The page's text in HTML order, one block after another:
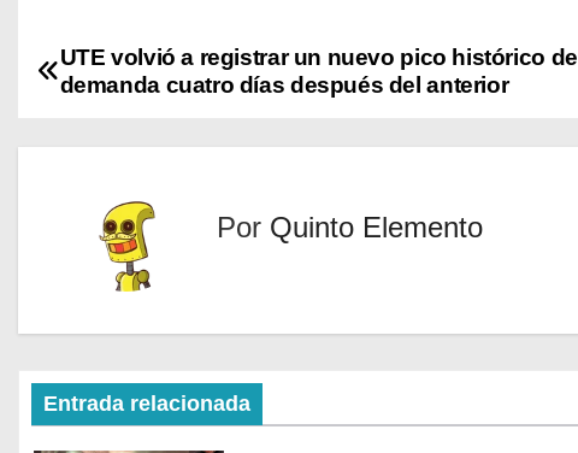
UTE volvió a registrar un nuevo pico histórico de
demanda cuatro días después del anterior
Por Quinto Elemento
Entrada relacionada